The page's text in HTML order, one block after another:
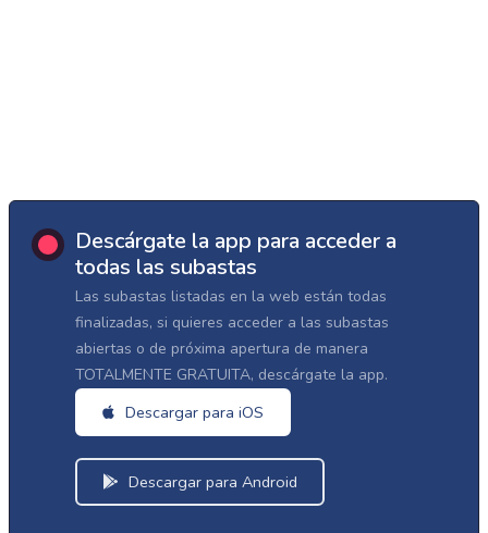
Descárgate la app para acceder a
todas las subastas
Las subastas listadas en la web están todas
finalizadas, si quieres acceder a las subastas
abiertas o de próxima apertura de manera
TOTALMENTE GRATUITA, descárgate la app.
Descargar para iOS
Descargar para Android